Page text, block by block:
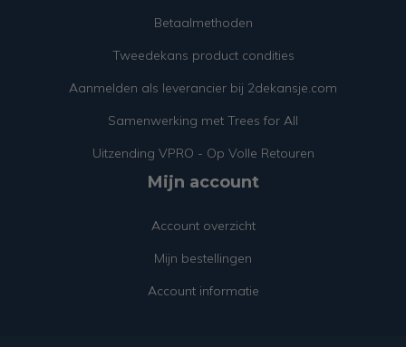
Betaalmethoden
Tweedekans product condities
Aanmelden als leverancier bij 2dekansje.com
Samenwerking met Trees for All
Uitzending VPRO - Op Volle Retouren
Mijn account
Account overzicht
Mijn bestellingen
Account informatie